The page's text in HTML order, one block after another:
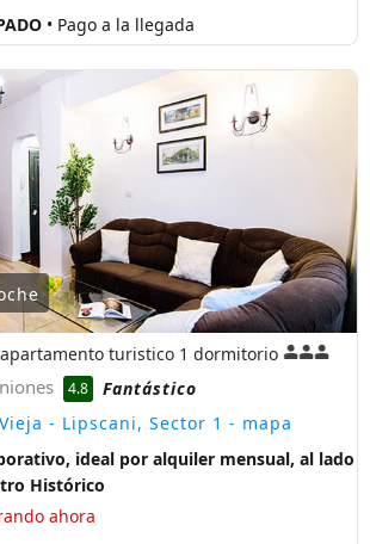
• Pago a la llegada
apartamento turistico 1 dormitorio
4.8
Fantástico
- Lipscani, Sector 1 - mapa
ideal por alquiler mensual, al lado
Histórico
ahora